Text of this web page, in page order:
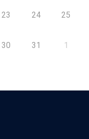
23 24 25
30 31 1